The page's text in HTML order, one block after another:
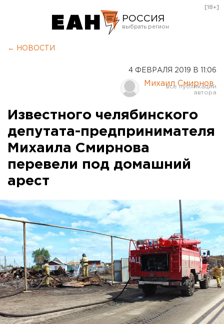
РОССИЯ
Курган
Оренбург
[18+]
← НОВОСТИ
4 ФЕВРАЛЯ 2019 В 11:06
Михаил Смирнов
Известного челябинского
депутата-предпринимателя
Михаила Смирнова
перевели под домашний
арест